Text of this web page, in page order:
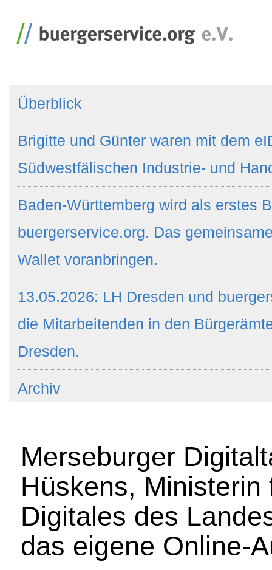
Überblick
Brigitte und Günter waren mit dem
Südwestfälischen Industrie- und
Baden-Württemberg wird als erstes
buergerservice.org. Das
Wallet voranbringen.
13.05.2026: LH Dresden und
die Mitarbeitenden in den
Dresden.
Archiv
Merseburger
Hüskens,
Digitales des
das eigene Online-